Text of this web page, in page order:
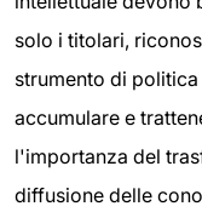
solo i titolari,
strumento di
accumulare e
l'importanza del
diffusione delle